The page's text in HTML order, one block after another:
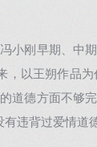
刚早期、中期
以王朔作品
道德方面不够
违背过爱情道